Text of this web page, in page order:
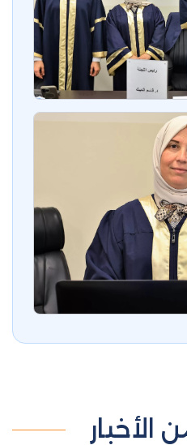
الأخبار